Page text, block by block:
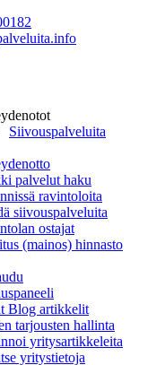
Siivouspalveluita
palvelut haku
ravintoloita
siivouspalveluita
ostajat
(mainos) hinnasto
Blog artikkelit
tarjousten hallinta
yritysartikkeleita
yritystietoja